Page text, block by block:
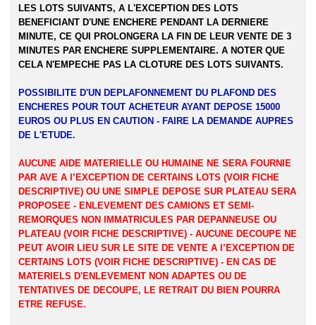
LES LOTS SUIVANTS, A L'EXCEPTION DES LOTS
BENEFICIANT D'UNE ENCHERE PENDANT LA DERNIERE
MINUTE, CE QUI PROLONGERA LA FIN DE LEUR VENTE DE 3
MINUTES PAR ENCHERE SUPPLEMENTAIRE. A NOTER QUE
CELA N'EMPECHE PAS LA CLOTURE DES LOTS SUIVANTS.
POSSIBILITE D'UN DEPLAFONNEMENT DU PLAFOND DES
ENCHERES POUR TOUT ACHETEUR AYANT DEPOSE 15000
EUROS OU PLUS EN CAUTION - FAIRE LA DEMANDE AUPRES
DE L'ETUDE.
AUCUNE AIDE MATERIELLE OU HUMAINE NE SERA FOURNIE
PAR AVE A l’EXCEPTION DE CERTAINS LOTS (VOIR FICHE
DESCRIPTIVE) OU UNE SIMPLE DEPOSE SUR PLATEAU SERA
PROPOSEE - ENLEVEMENT DES CAMIONS ET SEMI-
REMORQUES NON IMMATRICULES PAR DEPANNEUSE OU
PLATEAU (VOIR FICHE DESCRIPTIVE) - AUCUNE DECOUPE NE
PEUT AVOIR LIEU SUR LE SITE DE VENTE A l’EXCEPTION DE
CERTAINS LOTS (VOIR FICHE DESCRIPTIVE) - EN CAS DE
MATERIELS D'ENLEVEMENT NON ADAPTES OU DE
TENTATIVES DE DECOUPE, LE RETRAIT DU BIEN POURRA
ETRE REFUSE.